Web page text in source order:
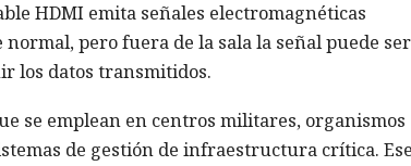
HDMI emita señales electromagnéticas
pero fuera de la sala la señal puede ser
los datos transmitidos.
se emplean en centros militares, organismos
de gestión de infraestructura crítica. Ese